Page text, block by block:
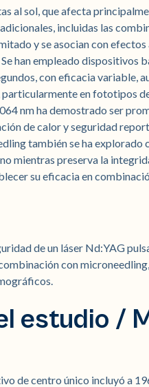
al sol, que afecta
incluidas las
y se asocian con
han empleado dispositivos
con eficacia variable,
en fototipos
nm ha demostrado ser
de calor y seguridad
también se ha
mientras preserva la
su eficacia en
de un láser Nd:YAG
con
estudio /
de centro único incluyó a